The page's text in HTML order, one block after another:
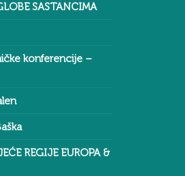
SASTANCIMA
konferencije –
REGIJE EUROPA &